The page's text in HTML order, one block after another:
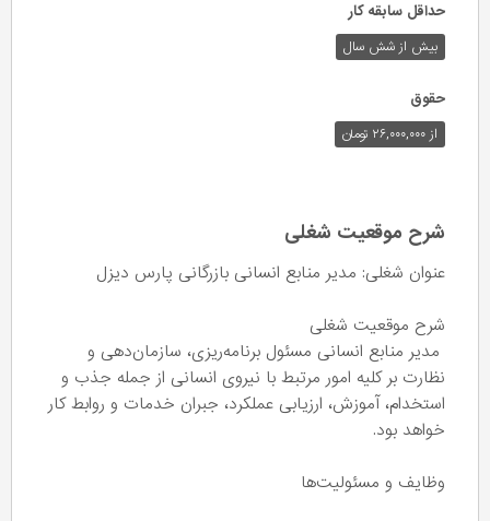
حداقل سابقه کار
بیش از شش سال
حقوق
از ۲۶,۰۰۰,۰۰۰ تومان
شرح موقعیت شغلی
عنوان شغلی: مدیر منابع انسانی بازرگانی پارس دیزل
شرح موقعیت شغلی
مدیر منابع انسانی مسئول برنامه‌ریزی، سازمان‌دهی و
نظارت بر کلیه امور مرتبط با نیروی انسانی از جمله جذب و
استخدام، آموزش، ارزیابی عملکرد، جبران خدمات و روابط کار
خواهد بود.
وظایف و مسئولیت‌ها